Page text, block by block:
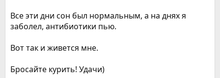
Все эти дни сон был нормальным, а на днях я
заболел, антибиотики пью.
Вот так и живется мне.
Бросайте курить! Удачи)